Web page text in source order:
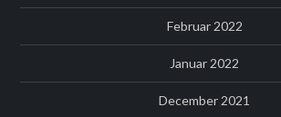
Februar 2022
Januar 2022
December 2021